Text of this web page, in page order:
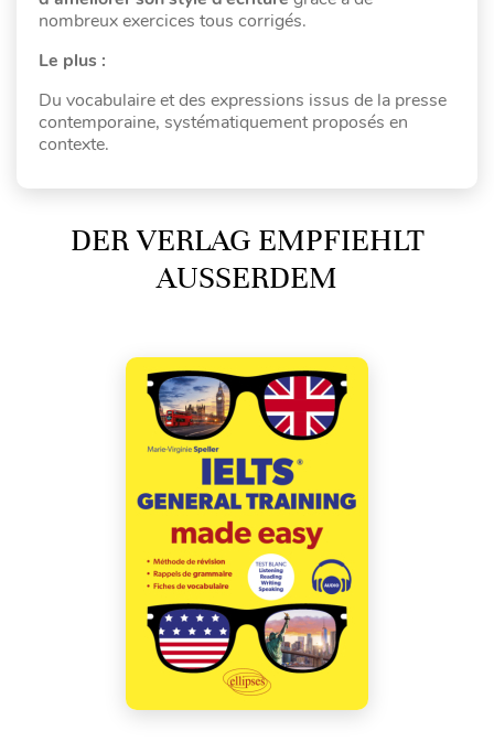
nombreux exercices tous corrigés.
Le plus :
Du vocabulaire et des expressions issus de la presse
contemporaine, systématiquement proposés en
contexte.
DER VERLAG EMPFIEHLT
AUSSERDEM